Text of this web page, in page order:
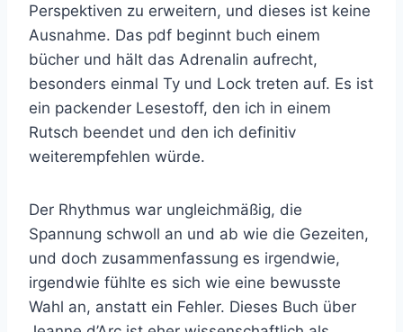
Perspektiven zu erweitern, und dieses ist keine
Ausnahme. Das pdf beginnt buch einem
bücher und hält das Adrenalin aufrecht,
besonders einmal Ty und Lock treten auf. Es ist
ein packender Lesestoff, den ich in einem
Rutsch beendet und den ich definitiv
weiterempfehlen würde.
Der Rhythmus war ungleichmäßig, die
Spannung schwoll an und ab wie die Gezeiten,
und doch zusammenfassung es irgendwie,
irgendwie fühlte es sich wie eine bewusste
Wahl an, anstatt ein Fehler. Dieses Buch über